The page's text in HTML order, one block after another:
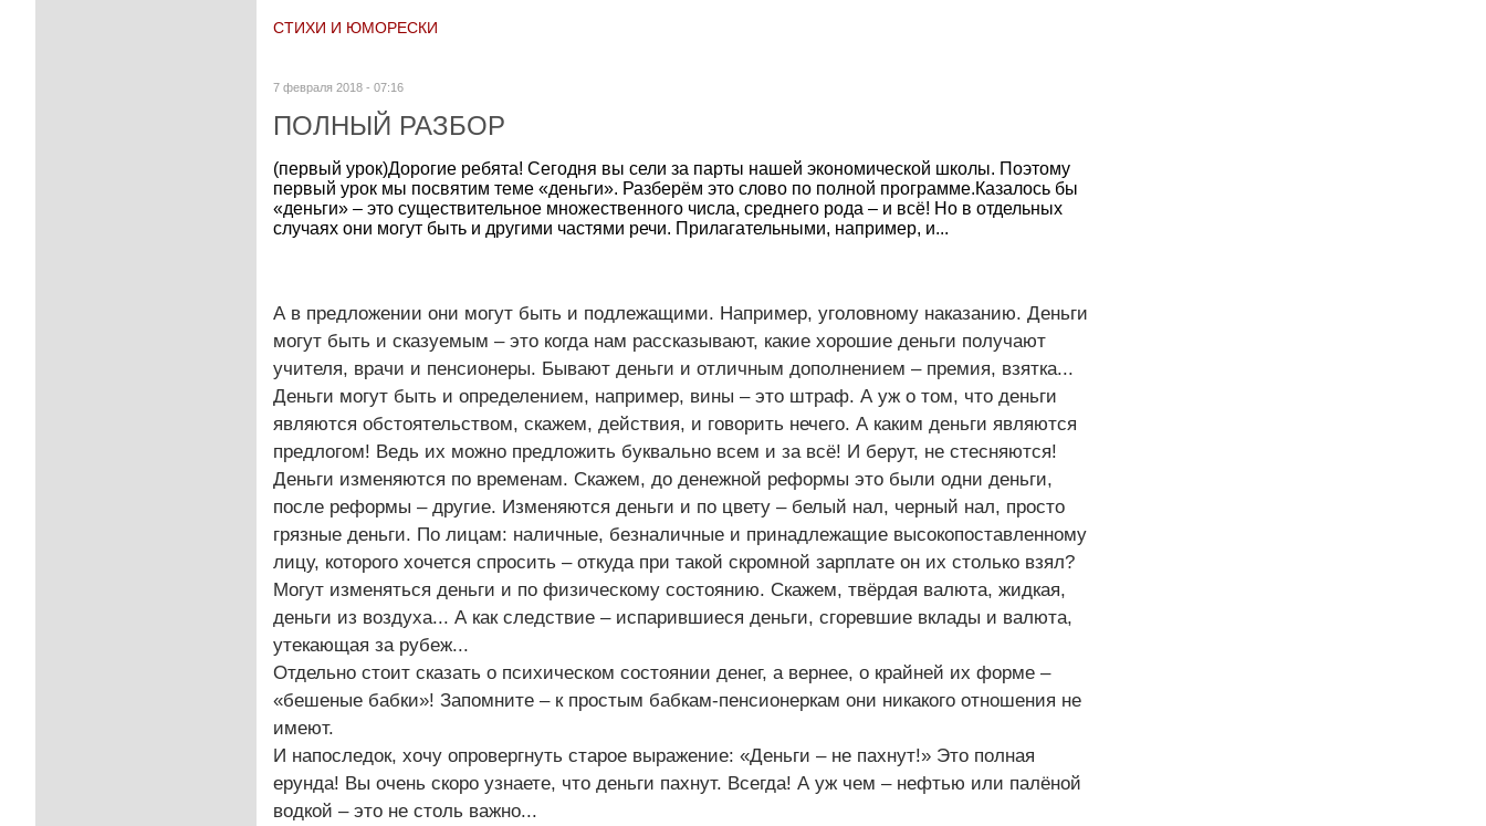
СТИХИ И ЮМОРЕСКИ
7 февраля 2018 - 07:16
ПОЛНЫЙ РАЗБОР
(первый урок)Дорогие ребята! Сегодня вы сели за парты нашей экономической школы. Поэтому
первый урок мы посвятим теме «деньги». Разберём это слово по полной программе.Казалось бы
«деньги» – это существительное множественного числа, среднего рода – и всё! Но в отдельных
случаях они могут быть и другими частями речи. Прилагательными, например, и...
А в предложении они могут быть и подлежащими. Например, уголовному наказанию. Деньги
могут быть и сказуемым – это когда нам рассказывают, какие хорошие деньги получают
учителя, врачи и пенсионеры. Бывают деньги и отличным дополнением – премия, взятка...
Деньги могут быть и определением, например, вины – это штраф. А уж о том, что деньги
являются обстоятельством, скажем, действия, и говорить нечего. А каким деньги являются
предлогом! Ведь их можно предложить буквально всем и за всё! И берут, не стесняются!
Деньги изменяются по временам. Скажем, до денежной реформы это были одни деньги,
после реформы – другие. Изменяются деньги и по цвету – белый нал, черный нал, просто
грязные деньги. По лицам: наличные, безналичные и принадлежащие высокопоставленному
лицу, которого хочется спросить – откуда при такой скромной зарплате он их столько взял?
Могут изменяться деньги и по физическому состоянию. Скажем, твёрдая валюта, жидкая,
деньги из воздуха... А как следствие – испарившиеся деньги, сгоревшие вклады и валюта,
утекающая за рубеж...
Отдельно стоит сказать о психическом состоянии денег, а вернее, о крайней их форме –
«бешеные бабки»! Запомните – к простым бабкам-пенсионеркам они никакого отношения не
имеют.
И напоследок, хочу опровергнуть старое выражение: «Деньги – не пахнут!» Это полная
ерунда! Вы очень скоро узнаете, что деньги пахнут. Всегда! А уж чем – нефтью или палёной
водкой – это не столь важно...